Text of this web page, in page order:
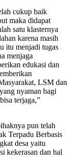
cukup baik
maka didapat
satu klasternya
karena masih
itu menjadi tugas
menjaga
edukasi dan
LSM dan
nyaman bagi
terjaga,”
pun telah
Terpadu Berbasis
desa yaitu
kekerasan dan hal